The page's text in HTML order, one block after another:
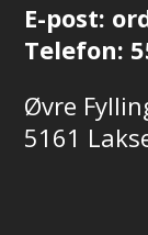
E-post:
Telefon:
Øvre
5161